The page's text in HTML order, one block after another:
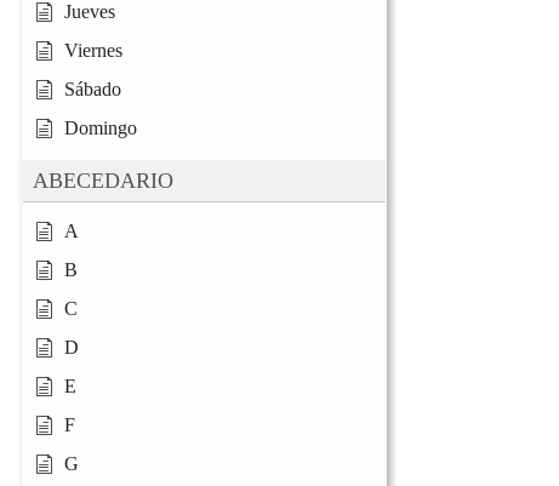
Jueves
Viernes
Sábado
Domingo
ABECEDARIO
A
B
C
D
E
F
G